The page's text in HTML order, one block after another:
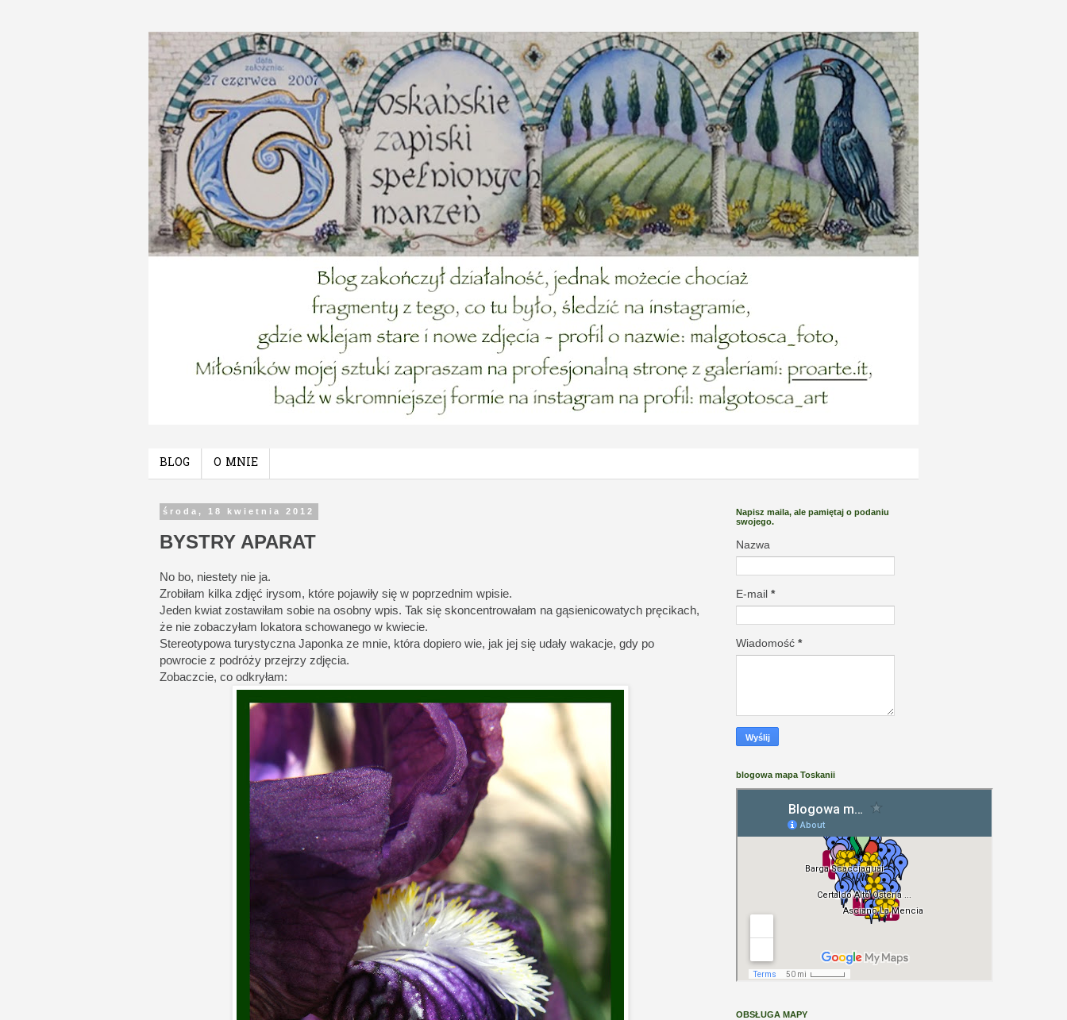
BLOG O MNIE
środa, 18 kwietnia 2012
BYSTRY APARAT
No bo, niestety nie ja.
Zrobiłam kilka zdjęć irysom, które pojawiły się w poprzednim wpisie.
Jeden kwiat zostawiłam sobie na osobny wpis. Tak się skoncentrowałam na gąsienicowatych pręcikach,
że nie zobaczyłam lokatora schowanego w kwiecie.
Stereotypowa turystyczna Japonka ze mnie, która dopiero wie, jak jej się udały wakacje, gdy po
powrocie z podróży przejrzy zdjęcia.
Zobaczcie, co odkryłam:
Napisz maila, ale pamiętaj o podaniu
swojego.
Nazwa
E-mail *
Wiadomość *
blogowa mapa Toskanii
OBSŁUGA MAPY